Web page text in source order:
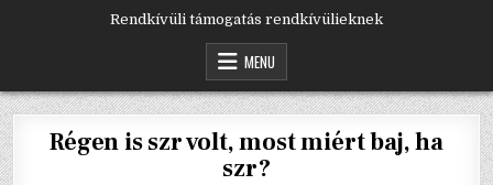
Rendkívüli támogatás rendkívülieknek
MENU
Régen is szr volt, most miért baj, ha
szr?